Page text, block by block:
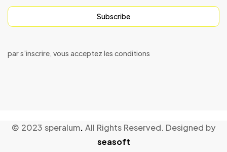
Subscribe
par s’inscrire, vous acceptez les conditions
© 2023 speralum. All Rights Reserved. Designed by
seasoft